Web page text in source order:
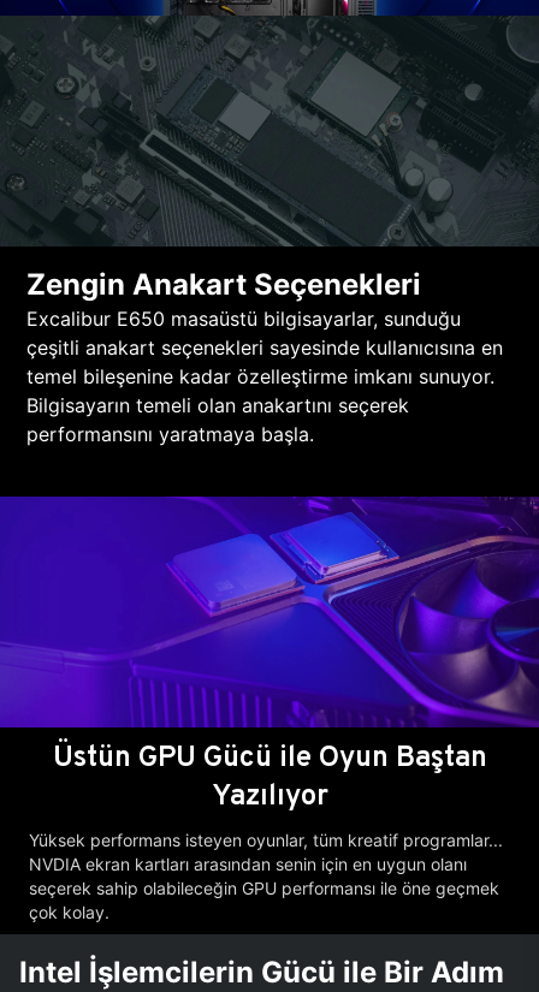
Zengin Anakart Seçenekleri
Excalibur E650 masaüstü bilgisayarlar, sunduğu
çeşitli anakart seçenekleri sayesinde kullanıcısına en
temel bileşenine kadar özelleştirme imkanı sunuyor.
Bilgisayarın temeli olan anakartını seçerek
performansını yaratmaya başla.
Üstün GPU Gücü ile Oyun Baştan
Yazılıyor
Yüksek performans isteyen oyunlar, tüm kreatif programlar...
NVDIA ekran kartları arasından senin için en uygun olanı
seçerek sahip olabileceğin GPU performansı ile öne geçmek
çok kolay.
Intel İşlemcilerin Gücü ile Bir Adım